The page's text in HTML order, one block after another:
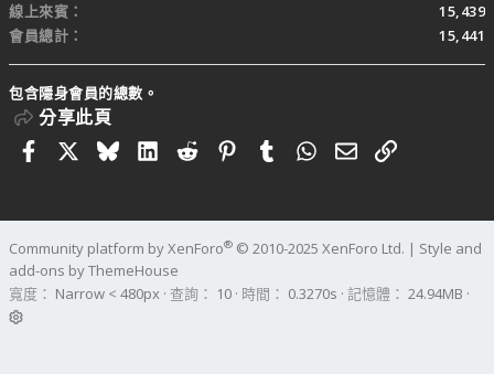
線上來賓
15,439
會員總計
15,441
包含隱身會員的總數。
分享此頁
FacebookBlueskyLinkedIn
RedditPinterestTumblrWhatsApp
電子郵件
連結
Community platform by XenForo® © 2010-2025 XenForo Ltd. | Style and
add-ons by ThemeHouse
寬度
查詢 10 時間 0.3270s 記憶體 24.94MB